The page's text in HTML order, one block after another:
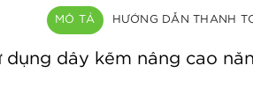
MÔ TẢ HƯỚNG DẪN THANH
dụng dây kẽm nâng cao